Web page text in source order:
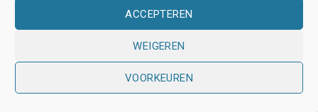
ACCEPTEREN
WEIGEREN
VOORKEUREN
BTW:BTW_ID
Copyright 2026 © Kanaalnet | Ontwikkeld door
Assistants